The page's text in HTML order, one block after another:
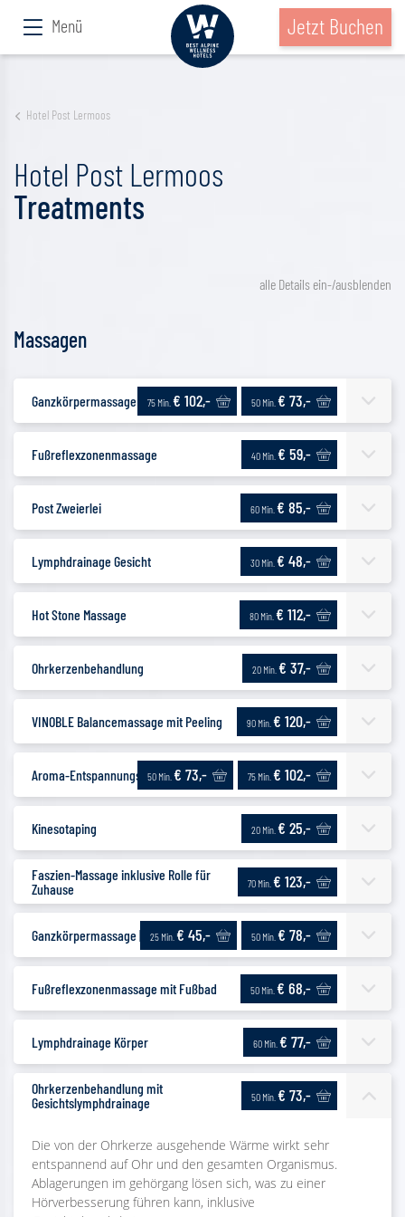
Menü Jetzt Buchen
Hotel Post Lermoos
Hotel Post Lermoos
Treatments
alle Details ein-/ausblenden
Massagen
Ganzkörpermassage | Klassisch
75 Min. € 102,- 50 Min. € 73,-
Fußreflexzonenmassage 40 Min. € 59,-
Post Zweierlei 60 Min. € 85,-
Lymphdrainage Gesicht 30 Min. € 48,-
Hot Stone Massage 80 Min. € 112,-
Ohrkerzenbehandlung 20 Min. € 37,-
VINOBLE Balancemassage mit Peeling 90 Min. € 120,-
Aroma-Entspannungsmassage
50 Min. € 73,- 75 Min. € 102,-
Kinesotaping 20 Min. € 25,-
Faszien-Massage inklusive Rolle für
Zuhause
70 Min. € 123,-
Ganzkörpermassage | Sportlich
25 Min. € 45,- 50 Min. € 78,-
Fußreflexzonenmassage mit Fußbad 50 Min. € 68,-
Lymphdrainage Körper 60 Min. € 77,-
Ohrkerzenbehandlung mit
Gesichtslymphdrainage
50 Min. € 73,-
Die von der Ohrkerze ausgehende Wärme wirkt sehr
entspannend auf Ohr und den gesamten Organismus.
Ablagerungen im gehörgang lösen sich, was zu einer
Hörverbesserung führen kann, inklusive